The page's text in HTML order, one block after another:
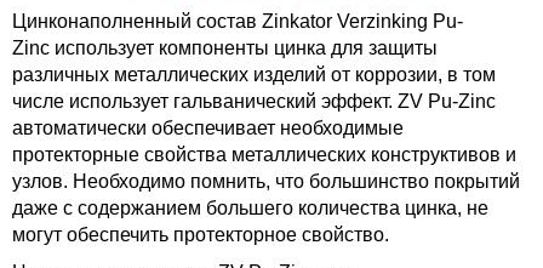
Цинконаполненный состав Zinkator Verzinking Pu-
Zinc использует компоненты цинка для защиты
различных металлических изделий от коррозии, в том
числе использует гальванический эффект. ZV Pu-Zinc
автоматически обеспечивает необходимые
протекторные свойства металлических конструктивов и
узлов. Необходимо помнить, что большинство покрытий
даже с содержанием большего количества цинка, не
могут обеспечить протекторное свойство.